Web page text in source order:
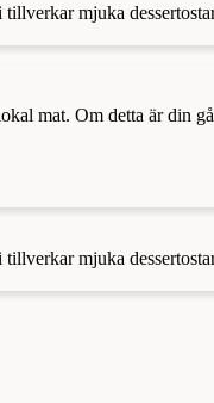
mjuka
mat. Om detta är din
mjuka